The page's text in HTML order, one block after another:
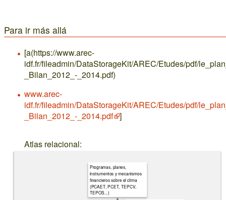
Para ir más allá
[a(https://www.arec-
idf.fr/fileadmin/DataStorageKit/AREC/Etudes/pdf/
_Bilan_2012_-_2014.pdf)
www.arec-
idf.fr/fileadmin/DataStorageKit/AREC/Etudes/pdf/
_Bilan_2012_-_2014.pdf ]
Atlas relacional:
Programas, planes,
instrumentos y mecanismos
financieros sobre el clima
(PCAET, PCET, TEPCV,
TEPOS...)